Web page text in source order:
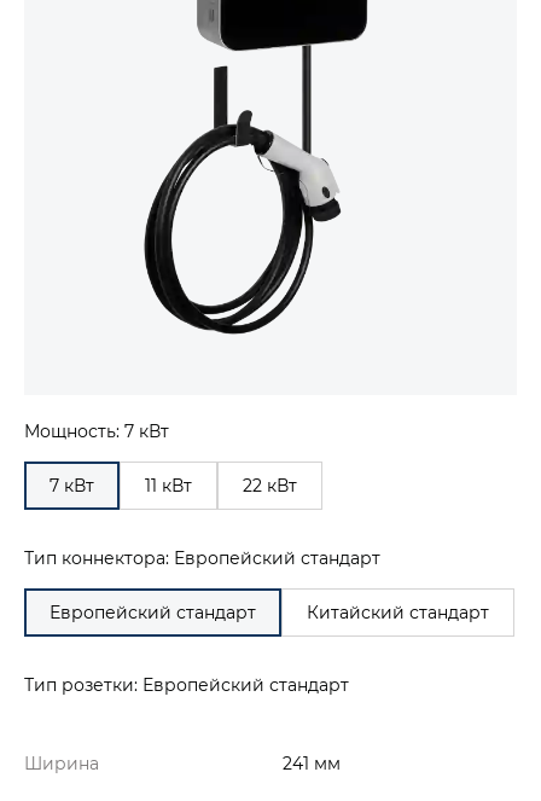
Мощность: 7 кВт
7 кВт 11 кВт 22 кВт
Тип коннектора: Европейский стандарт
Европейский стандарт Китайский стандарт
Тип розетки: Европейский стандарт
Ширина 241 мм